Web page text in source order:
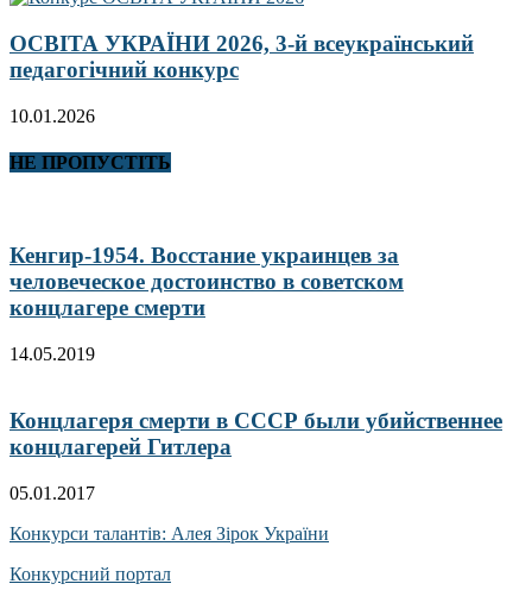
ОСВІТА УКРАЇНИ 2026, 3-й всеукраїнський
педагогічний конкурс
10.01.2026
НЕ ПРОПУСТІТЬ
Кенгир-1954. Восстание украинцев за
человеческое достоинство в советском
концлагере смерти
14.05.2019
Концлагеря смерти в СССР были убийственнее
концлагерей Гитлера
05.01.2017
Конкурси талантів: Алея Зірок України
Конкурсний портал